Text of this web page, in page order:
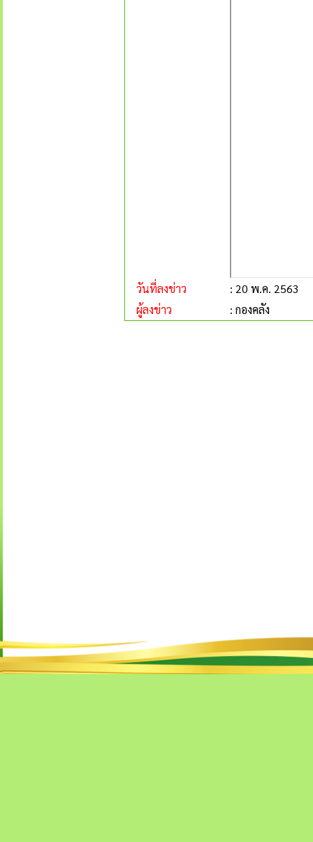
วันที่ลงข่าว
: 20 พ.ค. 2563
ผู้ลงข่าว
: กองคลัง